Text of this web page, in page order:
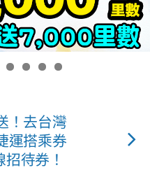
！去台灣
運搭乘券
待券！